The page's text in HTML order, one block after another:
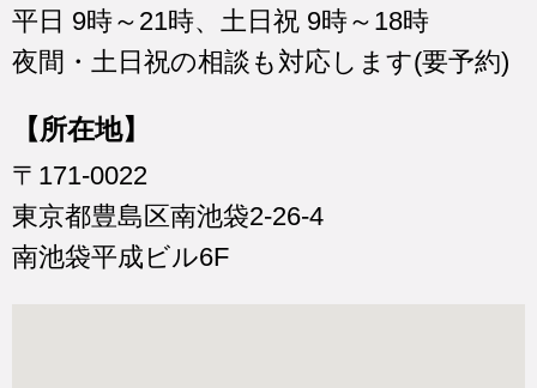
平日 9時～21時、土日祝 9時～18時
夜間・土日祝の相談も対応します(要予約)
【所在地】
〒171-0022
東京都豊島区南池袋2-26-4
南池袋平成ビル6F